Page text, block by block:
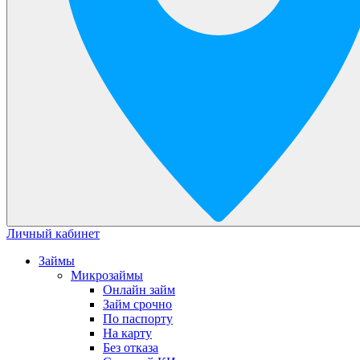
Личный кабинет
Займы
Микрозаймы
Онлайн займ
Займ срочно
По паспорту
На карту
Без отказа